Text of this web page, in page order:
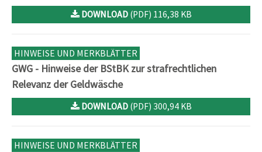
DOWNLOAD (PDF) 116,38 KB
HINWEISE UND MERKBLÄTTER
GWG - Hinweise der BStBK zur strafrechtlichen
Relevanz der Geldwäsche
DOWNLOAD (PDF) 300,94 KB
HINWEISE UND MERKBLÄTTER